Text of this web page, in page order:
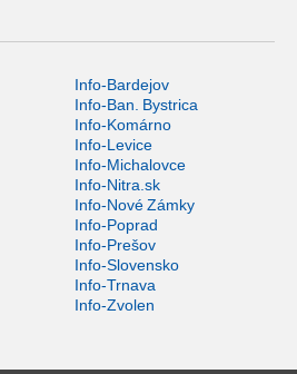
Info-Bardejov
Info-Ban. Bystrica
Info-Komárno
Info-Levice
Info-Michalovce
Info-Nitra.sk
Info-Nové Zámky
Info-Poprad
Info-Prešov
Info-Slovensko
Info-Trnava
Info-Zvolen